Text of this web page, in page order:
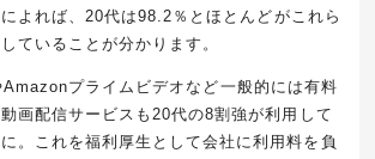
よれば、20代は98.2％とほとんどがこれら
ていることが分かります。
プライムビデオなど一般的には有料
画配信サービスも20代の8割強が利用して
。これを福利厚生として会社に利用料を負